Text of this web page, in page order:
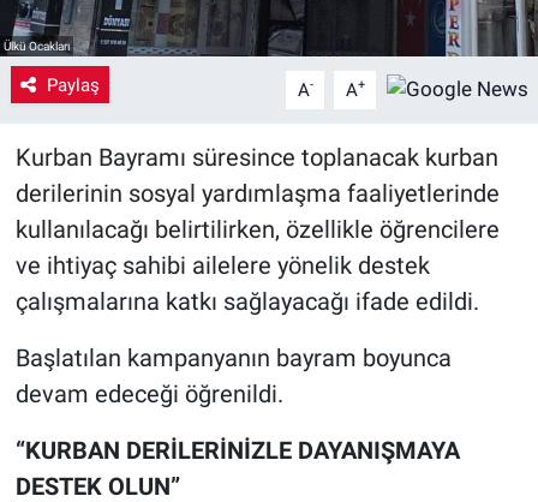
Ülkü Ocakları
Paylaş A- A+
Kurban Bayramı süresince toplanacak kurban
derilerinin sosyal yardımlaşma faaliyetlerinde
kullanılacağı belirtilirken, özellikle öğrencilere
ve ihtiyaç sahibi ailelere yönelik destek
çalışmalarına katkı sağlayacağı ifade edildi.
Başlatılan kampanyanın bayram boyunca
devam edeceği öğrenildi.
“KURBAN DERİLERİNİZLE DAYANIŞMAYA
DESTEK OLUN”